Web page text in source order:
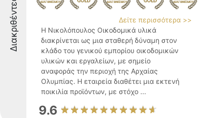
Διακριθέντες
Δείτε περισσότερα >>
Η Νικολόπουλος Οικοδομικά υλικά
διακρίνεται ως μια σταθερή δύναμη στον
κλάδο του γενικού εμπορίου οικοδομικών
υλικών και εργαλείων, με σημείο
αναφοράς την περιοχή της Αρχαίας
Ολυμπίας. Η εταιρεία διαθέτει μια εκτενή
ποικιλία προϊόντων, με στόχο ...
9.6